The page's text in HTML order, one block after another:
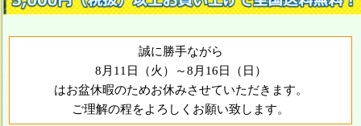
誠に勝手ながら
8月11日（火）～8月16日（日）
はお盆休暇のためお休みさせていただきます。
ご理解の程をよろしくお願い致します。